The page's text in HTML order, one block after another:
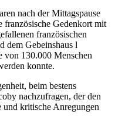
nach der Mittagspause
französische Gedenkort mit
französischen
dem Gebeinshaus l
von 130.000 Menschen
konnte.
beim bestens
nachzufragen, der den
und kritische Anregungen